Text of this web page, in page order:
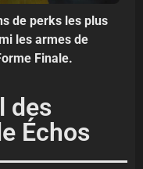
de perks les plus
les armes de
Finale.
des
Échos